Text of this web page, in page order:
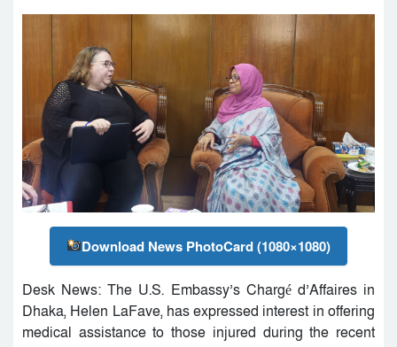
Download News PhotoCard (1080×1080)
Desk News: The U.S. Embassy’s Chargé d’Affaires in
Dhaka, Helen LaFave, has expressed interest in offering
medical assistance to those injured during the recent